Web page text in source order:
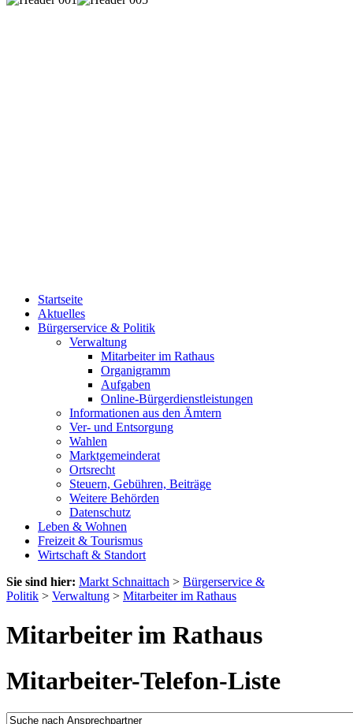
Startseite
Aktuelles
Bürgerservice & Politik
Verwaltung
Mitarbeiter im Rathaus
Organigramm
Aufgaben
Online-Bürgerdienstleistungen
Informationen aus den Ämtern
Ver- und Entsorgung
Wahlen
Marktgemeinderat
Ortsrecht
Steuern, Gebühren, Beiträge
Weitere Behörden
Datenschutz
Leben & Wohnen
Freizeit & Tourismus
Wirtschaft & Standort
Sie sind hier: Markt Schnaittach > Bürgerservice &
Politik > Verwaltung > Mitarbeiter im Rathaus
Mitarbeiter im Rathaus
Mitarbeiter-Telefon-Liste